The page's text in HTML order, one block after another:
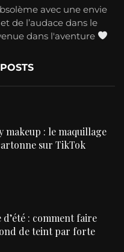
avec une envie
de l’audace dans le
dans l'aventure
makeup : le maquillage
sur TikTok
: comment faire
de teint par forte